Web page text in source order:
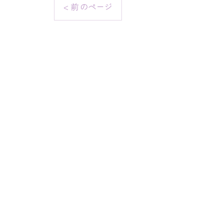
< 前のページ